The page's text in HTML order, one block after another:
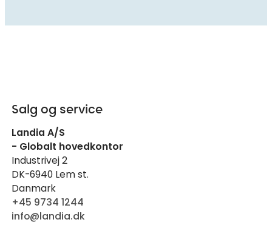
Salg og service
Landia A/S
- Globalt hovedkontor
Industrivej 2
DK-6940 Lem st.
Danmark
+45 9734 1244
info@landia.dk